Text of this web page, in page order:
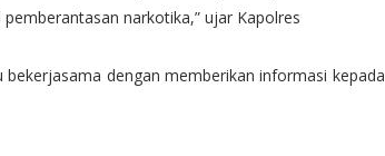
narkotika,” ujar Kapolres
dengan memberikan informasi kepada